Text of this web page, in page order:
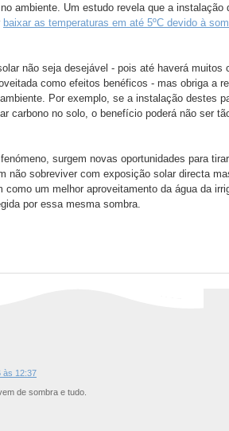
ambiente. Um estudo revela que a instalação
baixar as temperaturas em até 5ºC devido à
não seja desejável - pois até haverá muitos
como efeitos benéficos - mas obriga a
Por exemplo, se a instalação destes
carbono no solo, o benefício poderá não ser
surgem novas oportunidades para
não sobreviver com exposição solar directa
um melhor aproveitamento da água da
por essa mesma sombra.
às 12:37
de sombra e tudo.